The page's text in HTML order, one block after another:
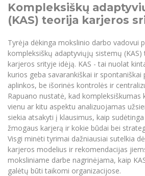
Microsoft Office 365
MRU mobilios programėlės
Profesinė sąjunga
Kontaktų paieška
Kompleksiškų
(KAS) teorija karjeros
Tyrėja dėkinga mokslinio darbo vadovui
kompleksiškų adaptyviųjų sistemų
karjeros srityje idėją. KAS - tai nuolat
kurios geba savarankiškai ir spontaniškai
aplinkos, be išorinės kontrolės ir
Rapuano nustatė, kad
vienu ar kitu aspektu analizuojamas
siekia atsakyti į klausimus, kaip
žmogaus karjerą ir kokie būdai bei
Visgi minėti tyrimai dažniausiai sutelkia
karjeros modelius ir rekomendacijas
moksliniame darbe nagrinėjama, kaip
galėtų būti taikomi organizacijose.